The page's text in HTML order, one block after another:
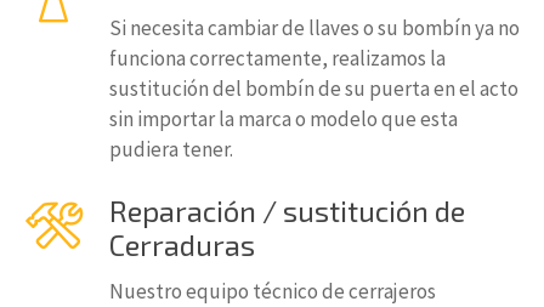
Si necesita cambiar de llaves o su bombín ya no
funciona correctamente, realizamos la
sustitución del bombín de su puerta en el acto
sin importar la marca o modelo que esta
pudiera tener.
Reparación / sustitución de
Cerraduras
Nuestro equipo técnico de cerrajeros